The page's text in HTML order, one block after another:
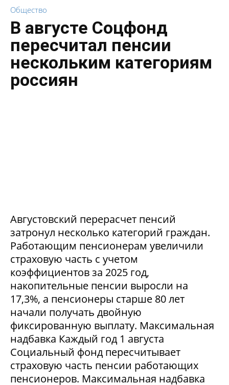
Общество
В августе Соцфонд
пересчитал пенсии
нескольким категориям
россиян
Августовский перерасчет пенсий
затронул несколько категорий граждан.
Работающим пенсионерам увеличили
страховую часть с учетом
коэффициентов за 2025 год,
накопительные пенсии выросли на
17,3%, а пенсионеры старше 80 лет
начали получать двойную
фиксированную выплату. Максимальная
надбавка Каждый год 1 августа
Социальный фонд пересчитывает
страховую часть пенсии работающих
пенсионеров. Максимальная надбавка